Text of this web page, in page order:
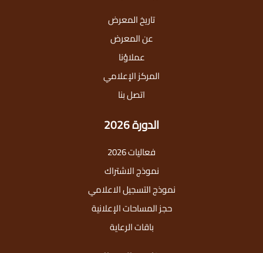
تاريخ المعرض
عن المعرض
عملاؤنا
المركز الإعلامي
اتصل بنا
الدورة 2026
فعاليات 2026
نموذج الاشتراك
نموذج التسجيل الاعلامي
حجز المساحات الإعلانية
باقات الرعاية